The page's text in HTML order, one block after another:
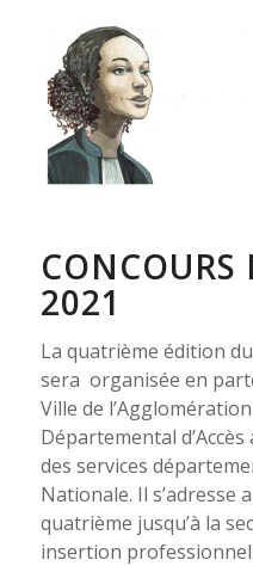
CONCOURS
2021
La quatrième édition
sera organisée en
Ville de
Départemental
des services
Nationale. Il s’adresse
quatrième jusqu’à la
insertion